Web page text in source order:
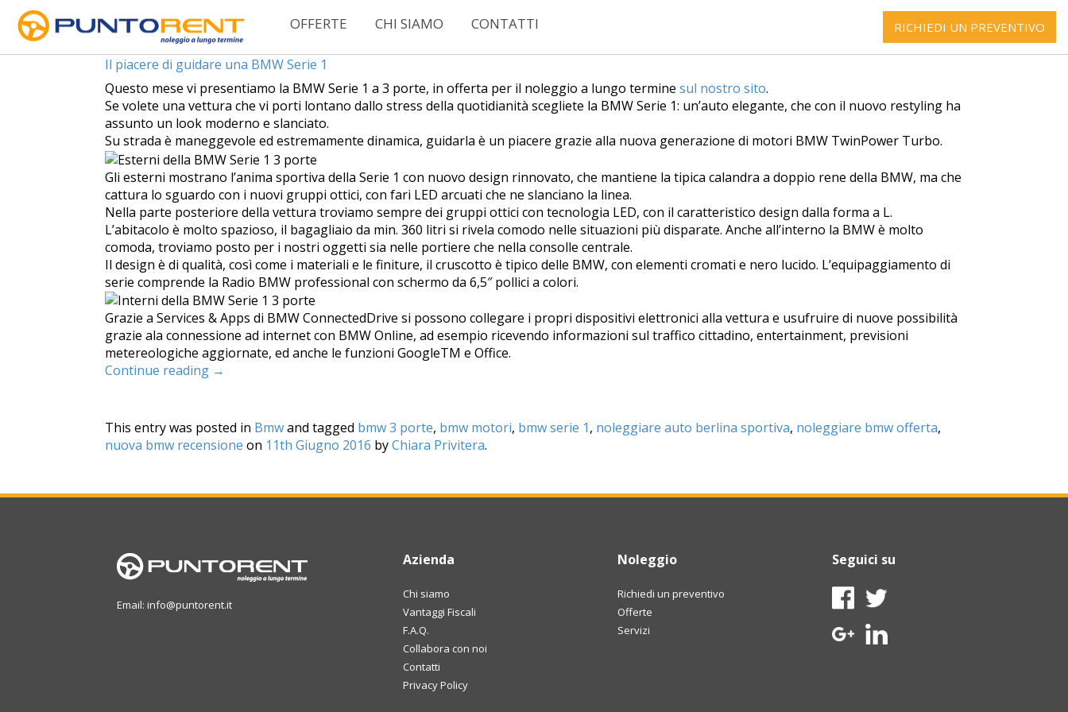
OFFERTE CHI SIAMO CONTATTI RICHIEDI UN PREVENTIVO
Tag Archives:nuova bmw recensione
Il piacere di guidare una BMW Serie 1
Questo mese vi presentiamo la BMW Serie 1 a 3 porte, in offerta per il noleggio a lungo termine sul nostro sito.
Se volete una vettura che vi porti lontano dallo stress della quotidianità scegliete la BMW Serie 1: un’auto elegante, che con il nuovo restyling ha
assunto un look moderno e slanciato.
Su strada è maneggevole ed estremamente dinamica, guidarla è un piacere grazie alla nuova generazione di motori BMW TwinPower Turbo.
Gli esterni mostrano l’anima sportiva della Serie 1 con nuovo design rinnovato, che mantiene la tipica calandra a doppio rene della BMW, ma che
cattura lo sguardo con i nuovi gruppi ottici, con fari LED arcuati che ne slanciano la linea.
Nella parte posteriore della vettura troviamo sempre dei gruppi ottici con tecnologia LED, con il caratteristico design dalla forma a L.
L’abitacolo è molto spazioso, il bagagliaio da min. 360 litri si rivela comodo nelle situazioni più disparate. Anche all’interno la BMW è molto
comoda, troviamo posto per i nostri oggetti sia nelle portiere che nella consolle centrale.
Il design è di qualità, così come i materiali e le finiture, il cruscotto è tipico delle BMW, con elementi cromati e nero lucido. L’equipaggiamento di
serie comprende la Radio BMW professional con schermo da 6,5″ pollici a colori.
Grazie a Services & Apps di BMW ConnectedDrive si possono collegare i propri dispositivi elettronici alla vettura e usufruire di nuove possibilità
grazie ala connessione ad internet con BMW Online, ad esempio ricevendo informazioni sul traffico cittadino, entertainment, previsioni
metereologiche aggiornate, ed anche le funzioni GoogleTM e Office.
Continue reading →
This entry was posted in Bmwand tagged bmw 3 porte, bmw motori, bmw serie 1, noleggiare auto berlina sportiva, noleggiare bmw offerta,
nuova bmw recensione on 11th Giugno 2016 byChiara Privitera.
Email: info@puntorent.it
Azienda
Chi siamo
Vantaggi Fiscali
F.A.Q.
Collabora con noi
Contatti
Privacy Policy
Noleggio
Richiedi un preventivo
Offerte
Servizi
Seguici su